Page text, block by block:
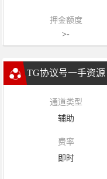
押金额度
>-
TG协议号一手资源
通道类型
辅助
费率
即时